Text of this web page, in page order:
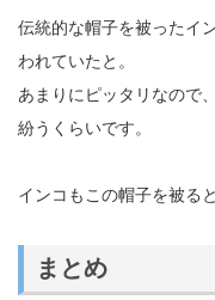
伝統的な帽子を被ったイ
われていたと。
あまりにピッタリなので
紛うくらいです。
インコもこの帽子を被る
まとめ